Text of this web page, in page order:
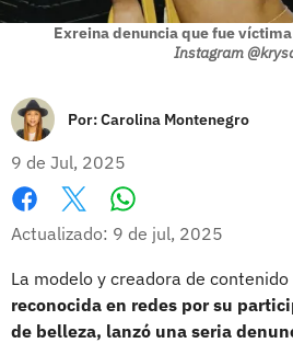
Exreina denuncia que fue
Instagram
Por:Carolina Montenegro
9 de Jul, 2025
Facebook
X
Actualizado: 9 de jul, 2025
La modelo y creadora de contenido
reconocida en redes por su
de belleza, lanzó una seria